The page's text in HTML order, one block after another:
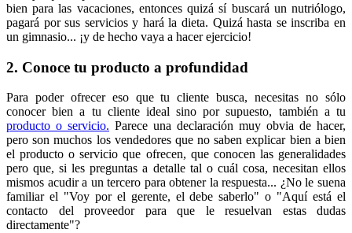
bien para las vacaciones, entonces quizá sí buscará un nutriólogo,
pagará por sus servicios y hará la dieta. Quizá hasta se inscriba en
un gimnasio... ¡y de hecho vaya a hacer ejercicio!
2. Conoce tu producto a profundidad
Para poder ofrecer eso que tu cliente busca, necesitas no sólo
conocer bien a tu cliente ideal sino por supuesto, también a tu
producto o servicio. Parece una declaración muy obvia de hacer,
pero son muchos los vendedores que no saben explicar bien a bien
el producto o servicio que ofrecen, que conocen las generalidades
pero que, si les preguntas a detalle tal o cuál cosa, necesitan ellos
mismos acudir a un tercero para obtener la respuesta... ¿No le suena
familiar el "Voy por el gerente, el debe saberlo" o "Aquí está el
contacto del proveedor para que le resuelvan estas dudas
directamente"?